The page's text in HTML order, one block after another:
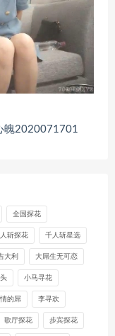
魄2020071701
全国探花
斩探花 千人斩星选
大利 大屌生无可恋
小马寻花
的屌 李寻欢
歌厅探花 步宾探花